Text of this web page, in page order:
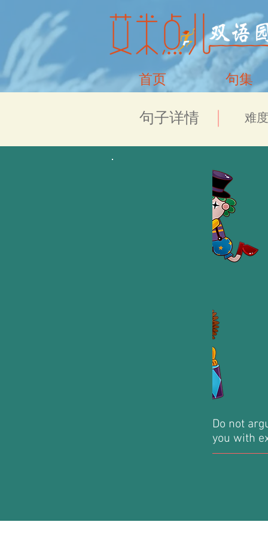
首页 句集
​句子详情 难
Do not
you with